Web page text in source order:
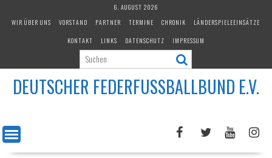
6. AUGUST 2026
WIR ÜBER UNS
VORSTAND PARTNER TERMINE CHRONIK
LÄNDERSPIELEEINSÄTZE
KONTAKT
LINKS DATENSCHUTZ IMPRESSUM
DEUTSCHER FEDERFUSSBALLBUND E.V.